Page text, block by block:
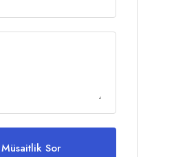
Müsaitlik Sor